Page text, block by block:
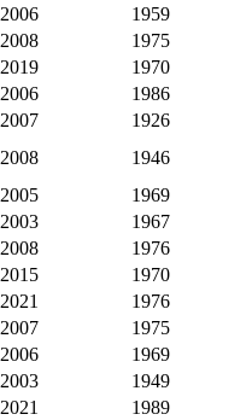
2006
1959
2008
1975
2019
1970
2006
1986
2007
1926
2008
1946
2005
1969
2003
1967
2008
1976
2015
1970
2021
1976
2007
1975
2006
1969
2003
1949
2021
1989